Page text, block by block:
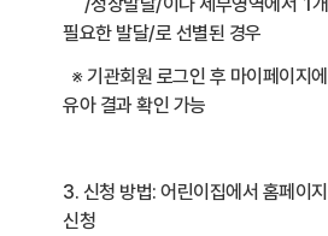
필요한 발달/로 선별된 경우
※ 기관회원 로그인 후 마이페이지
유아 결과 확인 가능
3. 신청 방법: 어린이집에서 홈페이
신청